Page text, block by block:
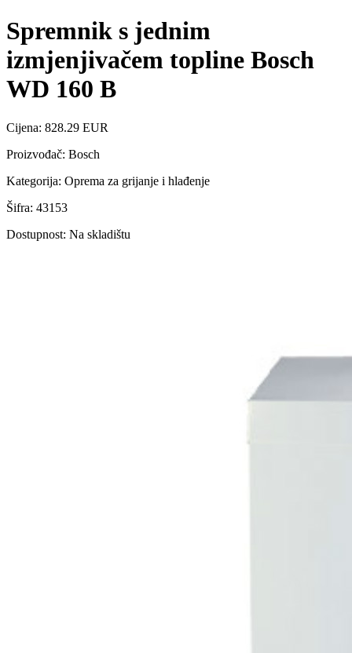
Spremnik s jednim
izmjenjivačem topline Bosch
WD 160 B
Cijena: 828.29 EUR
Proizvođač: Bosch
Kategorija: Oprema za grijanje i hlađenje
Šifra: 43153
Dostupnost: Na skladištu